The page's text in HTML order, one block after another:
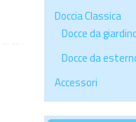
Doccia Classica
Docce da
Docce da
Accessori